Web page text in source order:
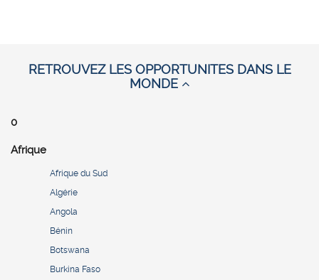
RETROUVEZ LES OPPORTUNITES DANS LE
MONDE
0
Afrique
Afrique du Sud
Algérie
Angola
Bénin
Botswana
Burkina Faso